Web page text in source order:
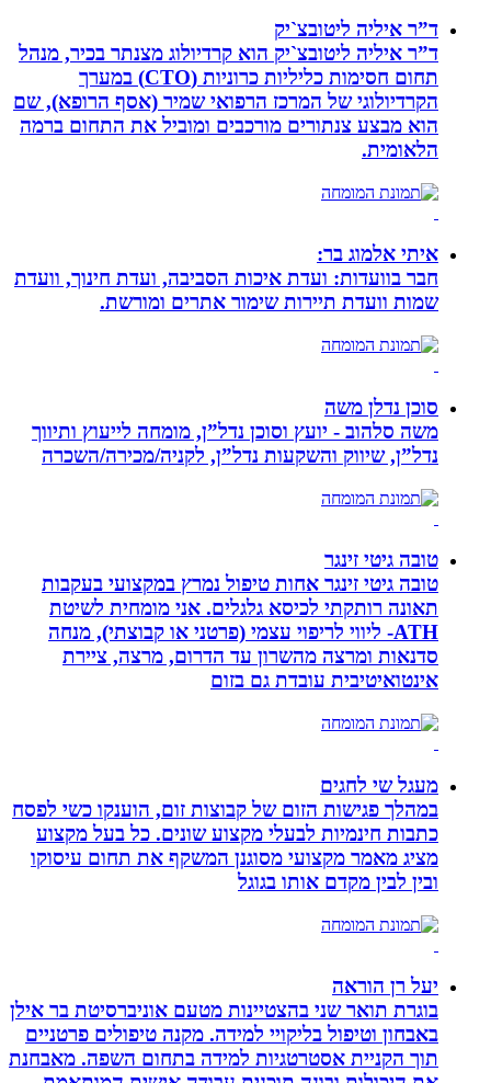
ד”ר איליה ליטובצ`יק
ד”ר איליה ליטובצ`יק הוא קרדיולוג מצנתר בכיר, מנהל
תחום חסימות כליליות כרוניות (CTO) במערך
הקרדיולוגי של המרכז הרפואי שמיר (אסף הרופא), שם
הוא מבצע צנתורים מורכבים ומוביל את התחום ברמה
הלאומית.
איתי אלמוג בר:
חבר בוועדות: ועדת איכות הסביבה, ועדת חינוך, וועדת
שמות וועדת תיירות שימור אתרים ומורשת.
סוכן נדלן משה
משה סלהוב - יועץ וסוכן נדל”ן, מומחה לייעוץ ותיווך
נדל”ן, שיווק והשקעות נדל”ן, לקניה/מכירה/השכרה
טובה גיטי זינגר
טובה גיטי זינגר אחות טיפול נמרץ במקצועי בעקבות
תאונה רותקתי לכיסא גלגלים. אני מומחית לשיטת
ATH- ליווי לריפוי עצמי (פרטני או קבוצתי), מנחה
סדנאות ומרצה מהשרון עד הדרום, מרצה, ציירת
אינטואיטיבית עובדת גם בזום
מעגל שי לחגים
במהלך פגישות הזום של קבוצות זום, הוענקו כשי לפסח
כתבות חינמיות לבעלי מקצוע שונים. כל בעל מקצוע
מציג מאמר מקצועי מסוגנן המשקף את תחום עיסוקו
ובין לבין מקדם אותו בגוגל
יעל רן הוראה
בוגרת תואר שני בהצטיינות מטעם אוניברסיטת בר אילן
באבחון וטיפול בליקויי למידה. מקנה טיפולים פרטניים
תוך הקניית אסטרטגיות למידה בתחום השפה. מאבחנת